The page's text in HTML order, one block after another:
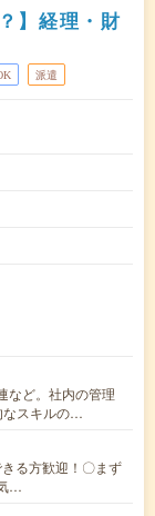
】経理・財
派遣
など。社内の管理
なスキルの…
る方歓迎！〇まず
…